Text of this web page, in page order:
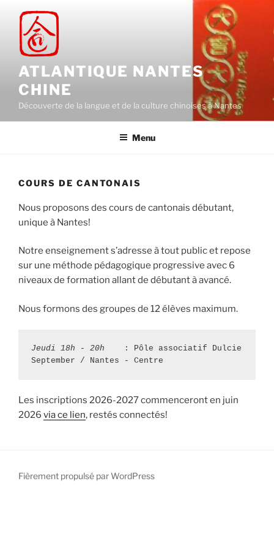
contenu
principal
ATLANTIQUE NANTES
CHINE
Découverte de la langue et de la culture chinoises à Nantes
Menu
COURS DE CANTONAIS
Nous proposons des cours de cantonais débutant,
unique à Nantes!
Notre enseignement s’adresse à tout public et repose
sur une méthode pédagogique progressive avec 6
niveaux de formation allant de débutant à avancé.
Nous formons des groupes de 12 élèves maximum.
Jeudi 18h - 20h
    : Pôle associatif Dulcie
September / Nantes - Centre
Les inscriptions 2026-2027 commenceront en juin
2026 via ce lien, restés connectés!
Fièrement propulsé par WordPress